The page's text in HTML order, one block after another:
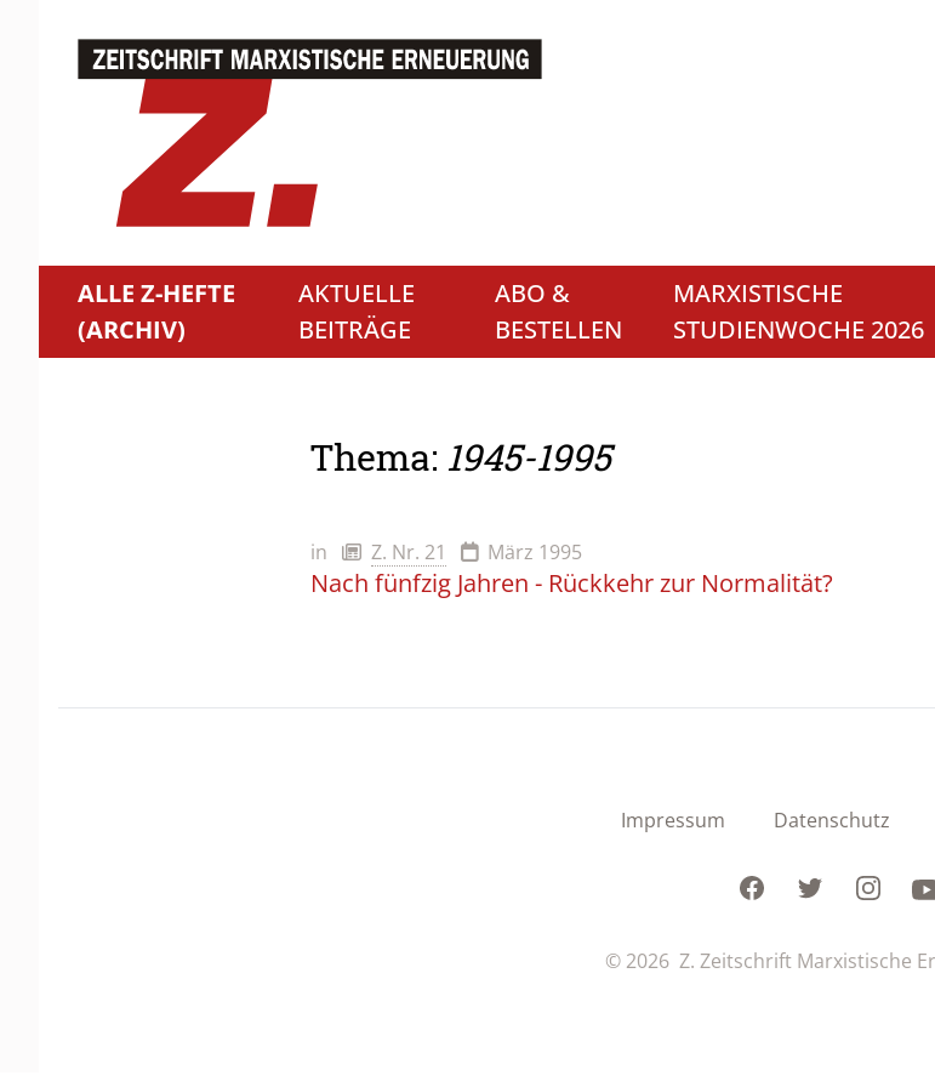
ALLE Z-HEFTE
(ARCHIV)
AKTUELLE
BEITRÄGE
ABO &
BESTELLEN
MARXISTISCHE
STUDIENWOCHE 2026
Thema: 1945-1995
in Z. Nr. 21 März 1995
Nach fünfzig Jahren - Rückkehr zur Normalität?
Impressum Datenschutz
FacebookTwitter
© 2026 Z. Zeitschrift Marxistische